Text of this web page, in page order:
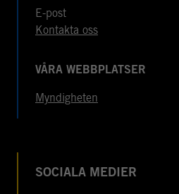
E-post
Kontakta oss
VÅRA WEBBPLATSER
Myndigheten
SOCIALA MEDIER